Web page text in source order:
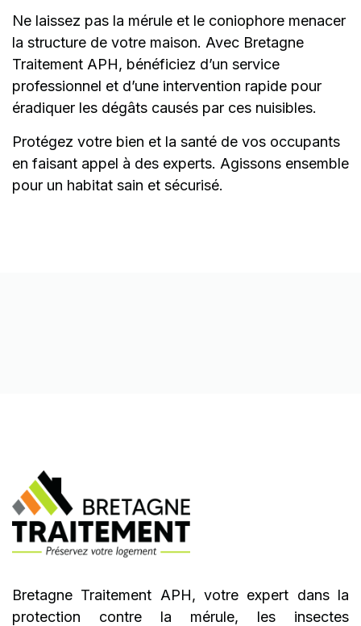
Ne laissez pas la mérule et le coniophore menacer
la structure de votre maison. Avec Bretagne
Traitement APH, bénéficiez d’un service
professionnel et d’une intervention rapide pour
éradiquer les dégâts causés par ces nuisibles.
Protégez votre bien et la santé de vos occupants
en faisant appel à des experts. Agissons ensemble
pour un habitat sain et sécurisé.
Bretagne Traitement APH, votre expert dans la
protection contre la mérule, les insectes